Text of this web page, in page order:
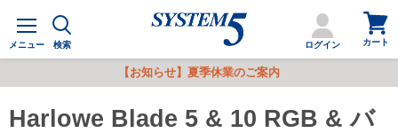
メ
ュ
メニュー 検索 ログイン
カ
ー
ト
を
る
カート
【お知らせ】夏季休業のご案内
Harlowe Blade 5 & 10 RGB & バ